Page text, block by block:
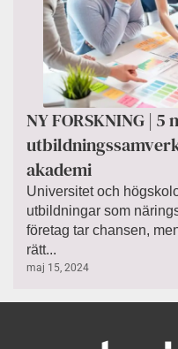
NY FORSKNING |
akademi
Universitet och
utbildningar som
företag tar chansen,
rätt...
maj 15, 2024